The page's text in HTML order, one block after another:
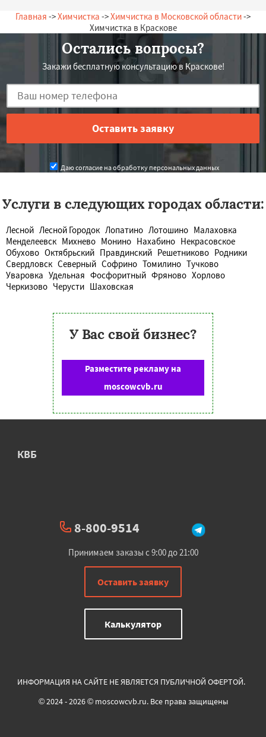
Главная ->Химчистка ->Химчистка в Московской области->
Химчистка в Краскове
Остались вопросы?
Закажи бесплатную консультацию в Краскове!
Даю согласие на обработку персональных данных
Услуги в следующих городах области:
Лесной Лесной Городок Лопатино Лотошино Малаховка
Менделеевск Михнево Монино Нахабино Некрасовское
Обухово Октябрьский Правдинский Решетниково Родники
Свердловск Северный Софрино Томилино Тучково
Уваровка Удельная Фосфоритный Фряново Хорлово
Черкизово Черусти Шаховская
У Вас свой бизнес?
Разместите рекламу на
moscowcvb.ru
КВБ
8-800-9514
Принимаем заказы с 9:00 до 21:00
Оставить заявку
Калькулятор
ИНФОРМАЦИЯ НА САЙТЕ НЕ ЯВЛЯЕТСЯ ПУБЛИЧНОЙ ОФЕРТОЙ.
© 2024 - 2026 © moscowcvb.ru. Все права защищены